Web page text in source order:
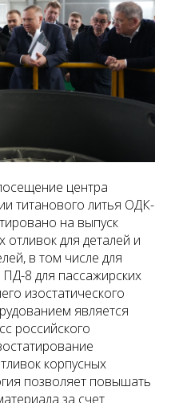
центра
титанового литья ОДК-
на выпуск
отливок для деталей и
в том числе для
8 для пассажирских
изостатического
является
российского
корпусных
позволяет повышать
за счет